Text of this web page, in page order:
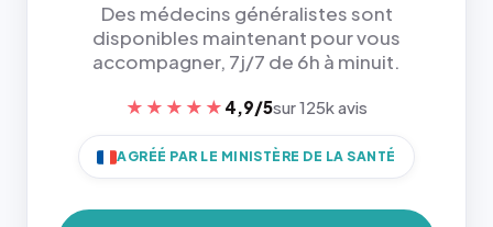
Des médecins généralistes sont
disponibles maintenant pour vous
accompagner, 7j/7 de 6h à minuit.
★★★★★ 4,9/5sur 125k avis
AGRÉÉ PAR LE MINISTÈRE DE LA SANTÉ